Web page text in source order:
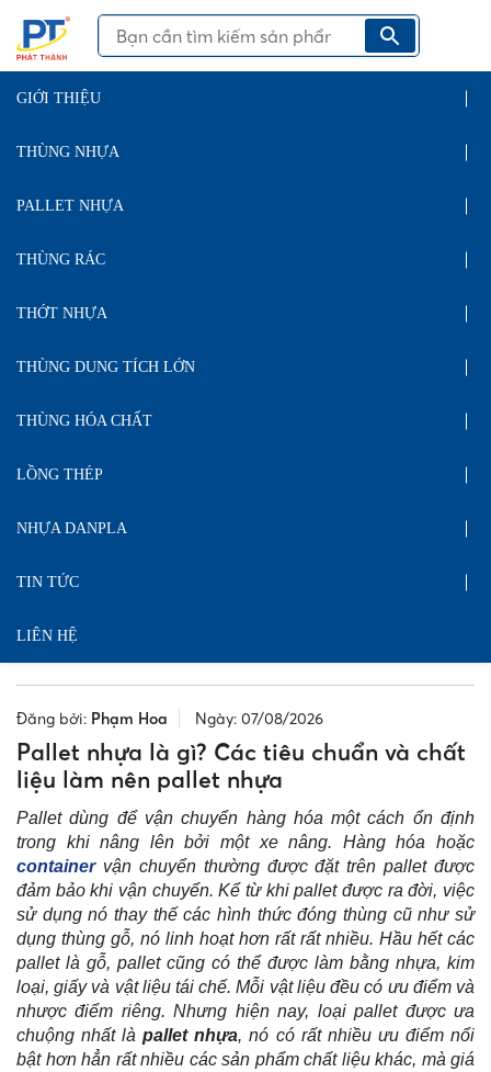
GIỚI THIỆU
THÙNG NHỰA
PALLET NHỰA
THÙNG RÁC
THỚT NHỰA
THÙNG DUNG TÍCH LỚN
THÙNG HÓA CHẤT
LỒNG THÉP
NHỰA DANPLA
TIN TỨC
LIÊN HỆ
Đăng bởi: Phạm Hoa Ngày: 07/08/2026
Pallet nhựa là gì? Các tiêu chuẩn và chất
liệu làm nên pallet nhựa
Pallet dùng để vận chuyển hàng hóa một cách ổn định
trong khi nâng lên bởi một xe nâng. Hàng hóa hoặc
containervận chuyển thường được đặt trên pallet được
đảm bảo khi vận chuyển. Kể từ khi pallet được ra đời, việc
sử dụng nó thay thế các hình thức đóng thùng cũ như sử
dụng thùng gỗ, nó linh hoạt hơn rất rất nhiều. Hầu hết các
pallet là gỗ, pallet cũng có thể được làm bằng nhựa, kim
loại, giấy và vật liệu tái chế. Mỗi vật liệu đều có ưu điểm và
nhược điểm riêng. Nhưng hiện nay, loại pallet được ưa
chuộng nhất làpallet nhựa, nó có rất nhiều ưu điểm nổi
bật hơn hẳn rất nhiều các sản phẩm chất liệu khác, mà giá